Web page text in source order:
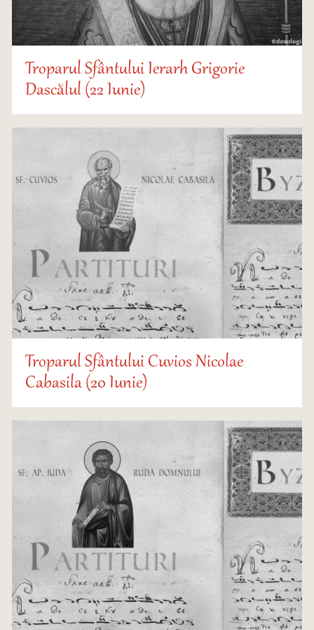
Troparul Sfântului Ierarh Grigorie
Dascălul (22 Iunie)
Troparul Sfântului Cuvios Nicolae
Cabasila (20 Iunie)